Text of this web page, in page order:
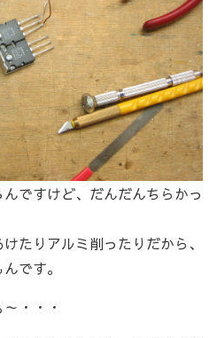
ですけど、だんだんちらかっ
たりアルミ削ったりだから、
です。
・・・